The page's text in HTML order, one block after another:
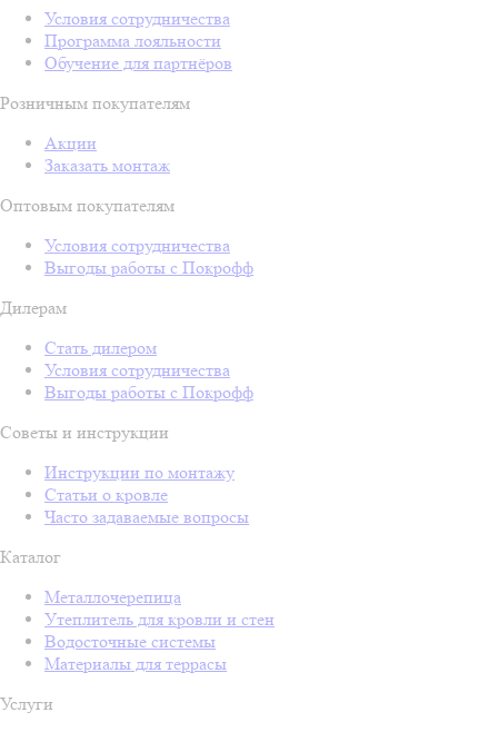
Условия сотрудничества
Программа лояльности
Обучение для партнёров
Розничным покупателям
Акции
Заказать монтаж
Оптовым покупателям
Условия сотрудничества
Выгоды работы с Покрофф
Дилерам
Стать дилером
Условия сотрудничества
Выгоды работы с Покрофф
Советы и инструкции
Инструкции по монтажу
Статьи о кровле
Часто задаваемые вопросы
Каталог
Металлочерепица
Утеплитель для кровли и стен
Водосточные системы
Материалы для террасы
Услуги